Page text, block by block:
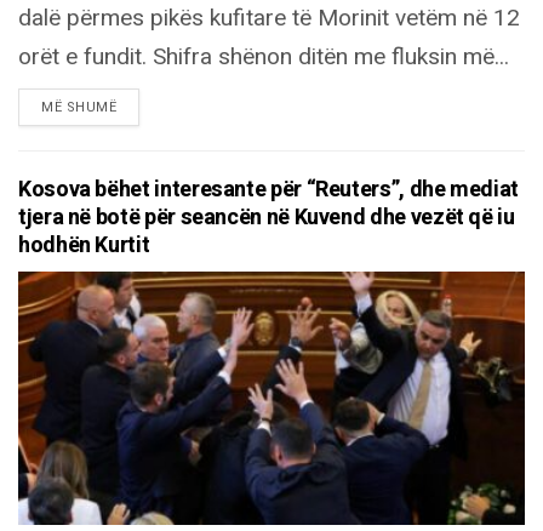
dalë përmes pikës kufitare të Morinit vetëm në 12
orët e fundit. Shifra shënon ditën me fluksin më...
MË SHUMËDETAILS
Kosova bëhet interesante për “Reuters”, dhe mediat
tjera në botë për seancën në Kuvend dhe vezët që iu
hodhën Kurtit